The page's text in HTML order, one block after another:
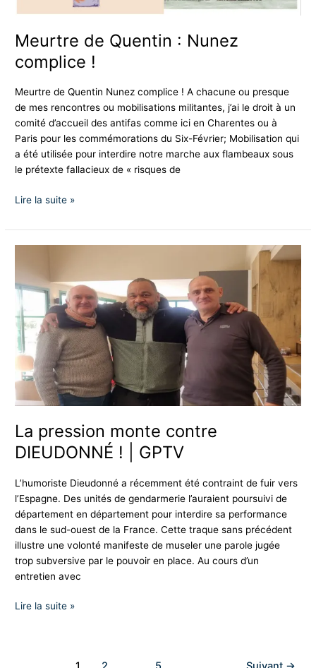
Meurtre de Quentin : Nunez
complice !
Meurtre de Quentin Nunez complice ! A chacune ou presque
de mes rencontres ou mobilisations militantes, j’ai le droit à un
comité d’accueil des antifas comme ici en Charentes ou à
Paris pour les commémorations du Six-Février; Mobilisation qui
a été utilisée pour interdire notre marche aux flambeaux sous
le prétexte fallacieux de « risques de
Lire la suite »
La pression monte contre
DIEUDONNÉ ! | GPTV
L’humoriste Dieudonné a récemment été contraint de fuir vers
l’Espagne. Des unités de gendarmerie l’auraient poursuivi de
département en département pour interdire sa performance
dans le sud-ouest de la France. Cette traque sans précédent
illustre une volonté manifeste de museler une parole jugée
trop subversive par le pouvoir en place. Au cours d’un
entretien avec
monte
contre
DIEUDONNÉ
!
GPTV
Lire la suite »